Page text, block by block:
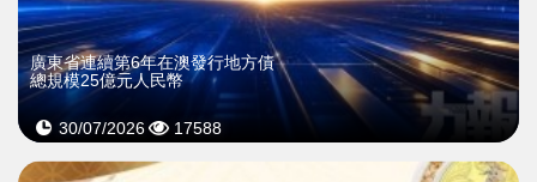
廣東省連續第6年在澳發行地方債
總規模25億元人民幣
30/07/2026 17588